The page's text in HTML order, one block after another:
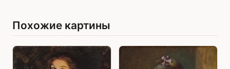
Похожие картины